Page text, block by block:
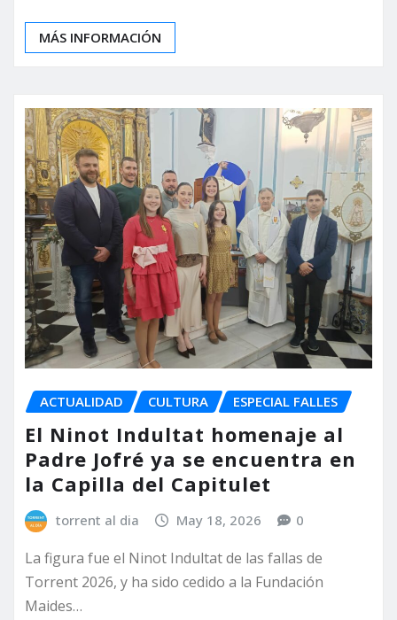
MÁS INFORMACIÓN
ACTUALIDAD CULTURA ESPECIAL FALLES
El Ninot Indultat homenaje al
Padre Jofré ya se encuentra en
la Capilla del Capitulet
torrent al dia May 18, 2026 0
La figura fue el Ninot Indultat de las fallas de
Torrent 2026, y ha sido cedido a la Fundación
Maides…